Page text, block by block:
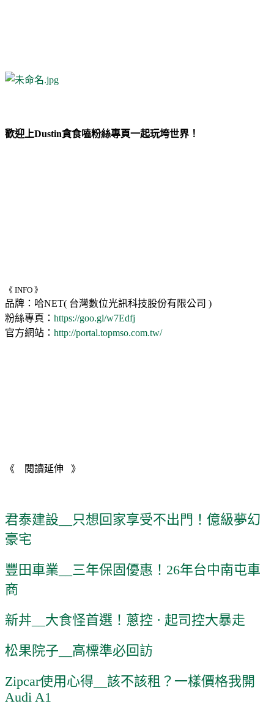
歡迎上Dustin貪食嗑粉絲專頁一起玩垮世界！
《 INFO 》
品牌：哈NET( 台灣數位光訊科技股份有限公司 )
粉絲專頁： https://goo.gl/w7Edfj
官方網站： http://portal.topmso.com.tw/
《 閱讀延伸 》
君泰建設__只想回家享受不出門！億級夢幻
豪宅
豐田車業__三年保固優惠！26年台中南屯車
商
新丼__大食怪首選！蔥控 · 起司控大暴走
松果院子__高標準必回訪
Zipcar使用心得__該不該租？一樣價格我開
Audi A1